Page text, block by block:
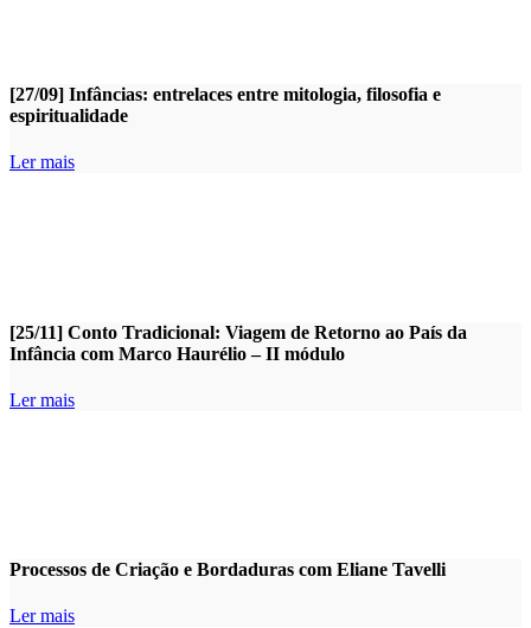
[27/09] Infâncias: entrelaces entre mitologia, filosofia e
espiritualidade
Ler mais
[25/11] Conto Tradicional: Viagem de Retorno ao País da
Infância com Marco Haurélio – II módulo
Ler mais
Processos de Criação e Bordaduras com Eliane Tavelli
Ler mais